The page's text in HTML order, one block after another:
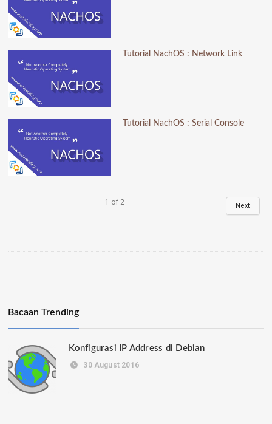
Tutorial NachOS : Network Link
Tutorial NachOS : Serial Console
1 of 2 Next
Bacaan Trending
Konfigurasi IP Address di Debian
30 August 2016